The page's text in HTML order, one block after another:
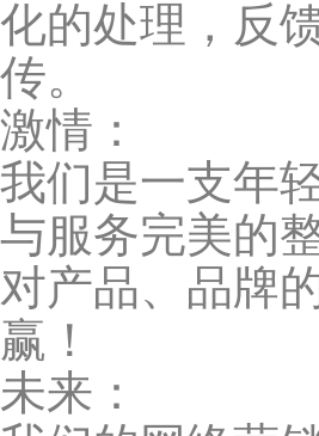
化的处理，反
传。
激情：
我们是一支年
与服务完美的
对产品、品牌
赢！
未来：